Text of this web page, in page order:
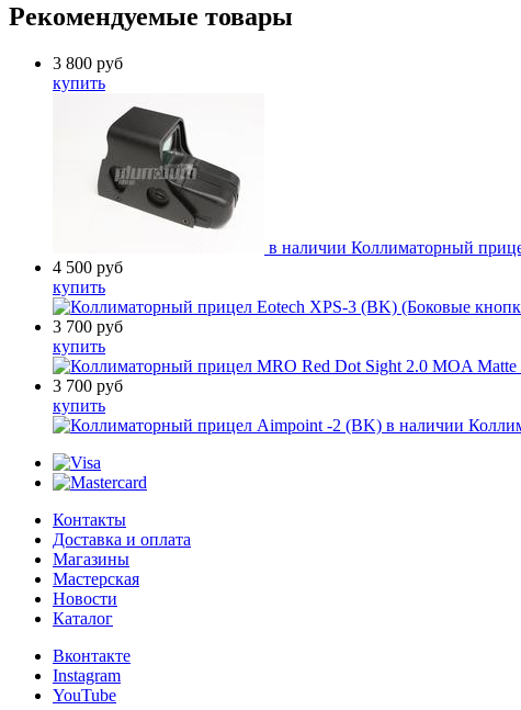
Рекомендуемые товары
3 800 руб
купить
в наличии Коллиматорный
4 500 руб
купить
3 700 руб
купить
3 700 руб
купить
в наличии
Контакты
Доставка и оплата
Магазины
Мастерская
Новости
Каталог
Вконтакте
Instagram
YouTube